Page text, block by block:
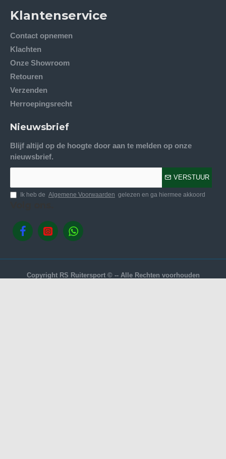
Klantenservice
Contact opnemen
Klachten
Onze Showroom
Retouren
Verzenden
Herroepingsrecht
Nieuwsbrief
Blijf altijd op de hoogte door aan te melden op onze
nieuwsbrief.
VERSTUUR
Ik heb de Algemene Voorwaarden gelezen en ga hiermee akkoord
Copyright RS Ruitersport © -- Alle Rechten voorhouden